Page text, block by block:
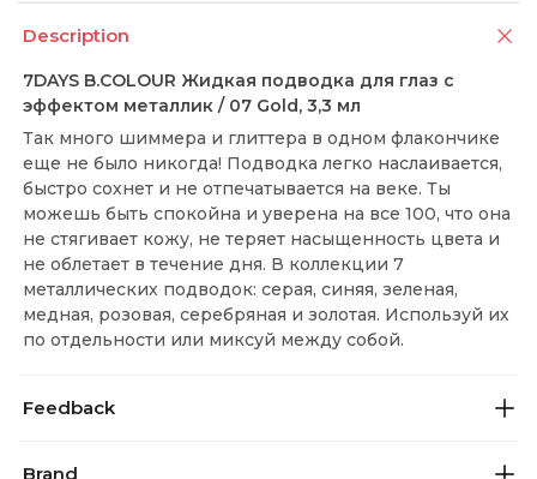
Description
7DAYS B.COLOUR Жидкая подводка для глаз с
эффектом металлик / 07 Gold, 3,3 мл
Так много шиммера и глиттера в одном флакончике
еще не было никогда! Подводка легко наслаивается,
быстро сохнет и не отпечатывается на веке. Ты
можешь быть спокойна и уверена на все 100, что она
не стягивает кожу, не теряет насыщенность цвета и
не облетает в течение дня. В коллекции 7
металлических подводок: серая, синяя, зеленая,
медная, розовая, серебряная и золотая. Используй их
по отдельности или миксуй между собой.
Feedback
Brand